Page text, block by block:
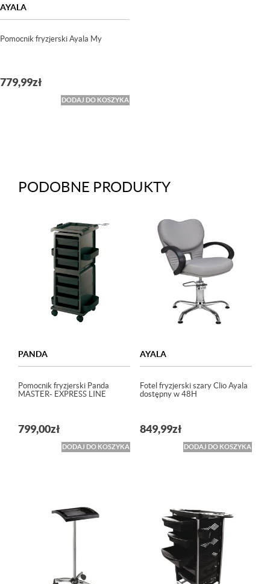
AYALA
Pomocnik fryzjerski Ayala My
779,99zł
DODAJ DO KOSZYKA
PODOBNE PRODUKTY
PANDA
Pomocnik fryzjerski Panda
MASTER- EXPRESS LINE
799,00zł
DODAJ DO KOSZYKA
AYALA
Fotel fryzjerski szary Clio Ayala
dostępny w 48H
849,99zł
DODAJ DO KOSZYKA